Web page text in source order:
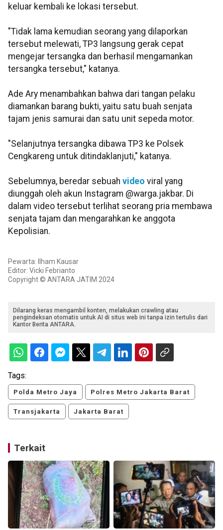
keluar kembali ke lokasi tersebut.
"Tidak lama kemudian seorang yang dilaporkan
tersebut melewati, TP3 langsung gerak cepat
mengejar tersangka dan berhasil mengamankan
tersangka tersebut," katanya.
Ade Ary menambahkan bahwa dari tangan pelaku
diamankan barang bukti, yaitu satu buah senjata
tajam jenis samurai dan satu unit sepeda motor.
"Selanjutnya tersangka dibawa TP3 ke Polsek
Cengkareng untuk ditindaklanjuti," katanya.
Sebelumnya, beredar sebuah video viral yang
diunggah oleh akun Instagram @warga.jakbar. Di
dalam video tersebut terlihat seorang pria membawa
senjata tajam dan mengarahkan ke anggota
Kepolisian.
Pewarta: Ilham Kausar
Editor: Vicki Febrianto
Copyright © ANTARA JATIM 2024
Dilarang keras mengambil konten, melakukan crawling atau
pengindeksan otomatis untuk AI di situs web ini tanpa izin tertulis dari
Kantor Berita ANTARA.
Tags:
Polda Metro Jaya Polres Metro Jakarta Barat
Transjakarta Jakarta Barat
Terkait